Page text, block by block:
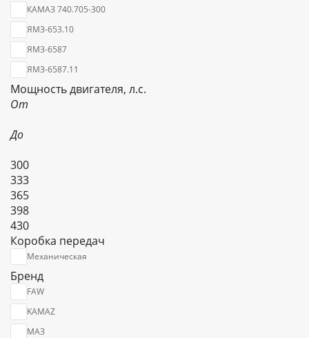
КАМАЗ 740.705-300
ЯМЗ-653.10
ЯМЗ-6587
ЯМЗ-6587.11
Мощность двигателя, л.с.
От
До
300
333
365
398
430
Коробка передач
Механическая
Бренд
FAW
KAMAZ
МАЗ